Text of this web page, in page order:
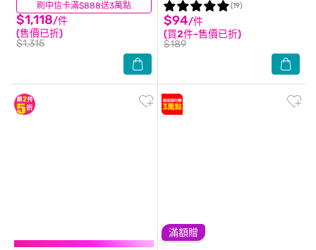
刷中信卡滿$888送3萬點
$1,118/件
(售價已折)
$1,315
(8)
$94/件
(買2件-售價已折)
$189
(19)
滿額贈